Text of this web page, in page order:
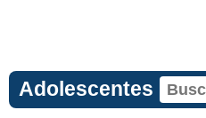
Adolescentes